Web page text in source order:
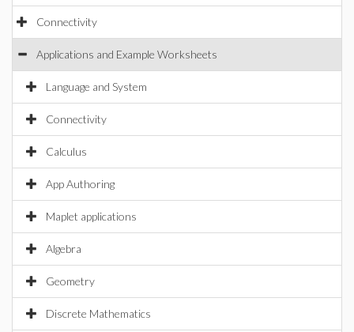
Connectivity
Applications and Example Worksheets
Language and System
Connectivity
Calculus
App Authoring
Maplet applications
Algebra
Geometry
Discrete Mathematics